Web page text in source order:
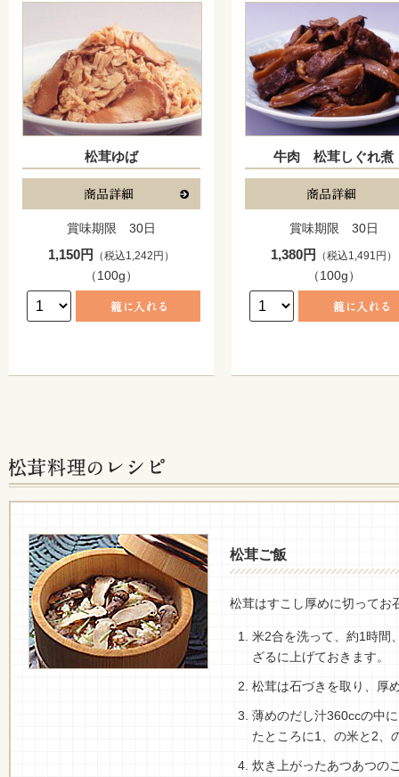
松茸ゆば
賞味期限 30日
1,150円 （税込1,242円）
（100g）
牛肉 松茸しぐれ煮
賞味期限 30日
1,380円 （税込1,491円）
（100g）
松茸ご飯
松茸はすこし厚めに切ってお
米2合を洗って、約1時間
ざるに上げておきます。
松茸は石づきを取り、厚
薄めのだし汁360ccの中
たところに1、の米と2、
炊き上がったあつあつの